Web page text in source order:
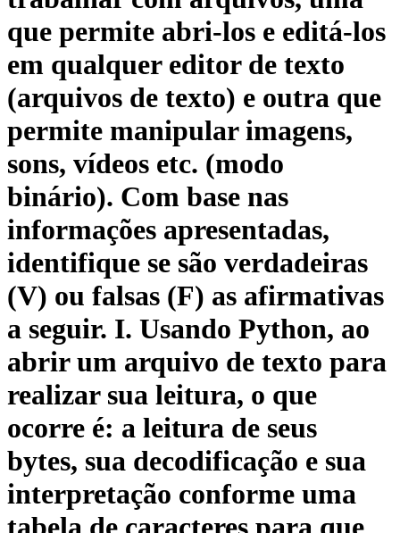
que permite abri-los e editá-los
em qualquer editor de texto
(arquivos de texto) e outra que
permite manipular imagens,
sons, vídeos etc. (modo
binário). Com base nas
informações apresentadas,
identifique se são verdadeiras
(V) ou falsas (F) as afirmativas
a seguir. I. Usando Python, ao
abrir um arquivo de texto para
realizar sua leitura, o que
ocorre é: a leitura de seus
bytes, sua decodificação e sua
interpretação conforme uma